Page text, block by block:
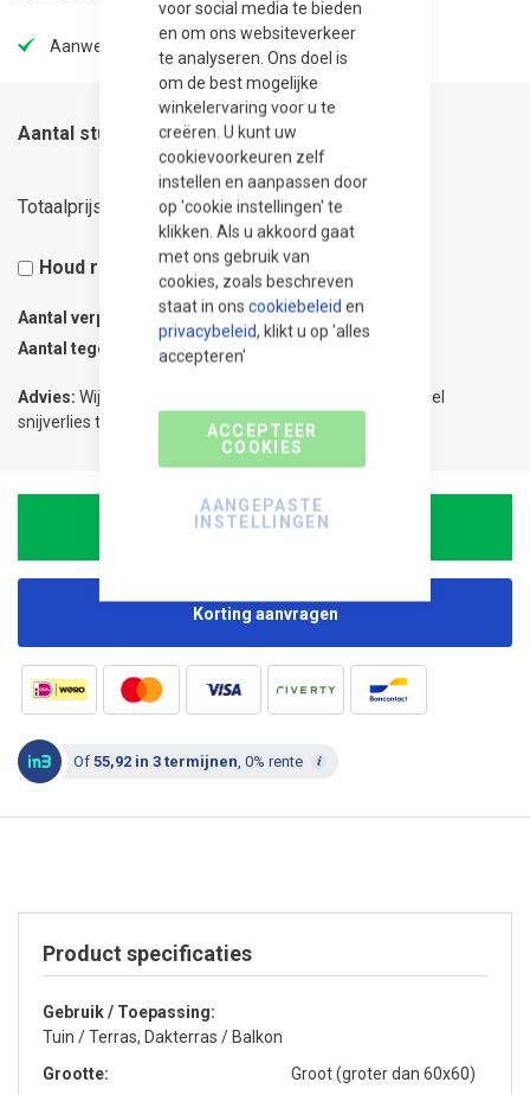
voor social media te bieden
en om ons websiteverkeer
te analyseren. Ons doel is
om de best mogelijke
winkelervaring voor u te
creëren. U kunt uw
cookievoorkeuren zelf
instellen en aanpassen door
op 'cookie instellingen' te
klikken. Als u akkoord gaat
met ons gebruik van
cookies, zoals beschreven
staat in ons cookiebeleid en
privacybeleid, klikt u op 'alles
accepteren'
ACCEPTEER
COOKIES
AANGEPASTE
INSTELLINGEN
Aanwezig in onze showtuin
Aantal stuks
Totaalprijs 167,75
Houd rekening met 5% snijverlies
Aantal verpakkingen 0.25
Aantal tegels
Advies: Wij adviseren 5% meer te bestellen om eventueel
snijverlies te compenseren.
In Winkelwagen
Korting aanvragen
Of 55,92 in 3 termijnen, 0% rente
Product specificaties
Gebruik / Toepassing
Tuin / Terras, Dakterras / Balkon
Grootte
Groot (groter dan 60x60)